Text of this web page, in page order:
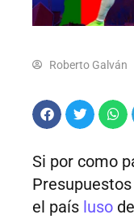
Roberto Galván
Si por como
el país luso